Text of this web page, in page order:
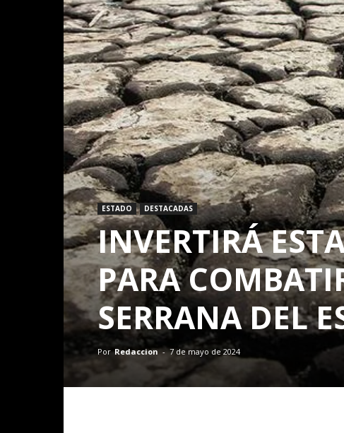
ESTADO DESTACADAS
INVERTIRÁ
PARA
SERRANA DEL
Por Redaccion - 7 de mayo de 2024